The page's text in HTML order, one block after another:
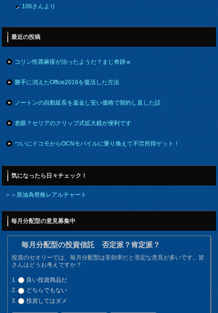
106さんより
最近の投稿
コリン性蕁麻疹が治ったようだ？まじ奇跡ｗ
勝手に消えたOffice2016を復活した方法
ノートンの自動延長を返金し安い価格で契約し直した話
老眼？セリアのクリップ式拡大鏡が便利です
ついにドコモからOCNモバイルに乗り換えて不労所得ゲット！
気になったら日々チェック！
＞＞原油為替株レアルチャート
毎月分配型の意見募集中
毎月分配型の投資信託 否定派？肯定派？
投資のセオリーでは、毎月分配型は非効率だと否定な意見が多いです。皆
さんはどうお考えですか？
良い投資商品だ
どちらでもない
投資してはダメ